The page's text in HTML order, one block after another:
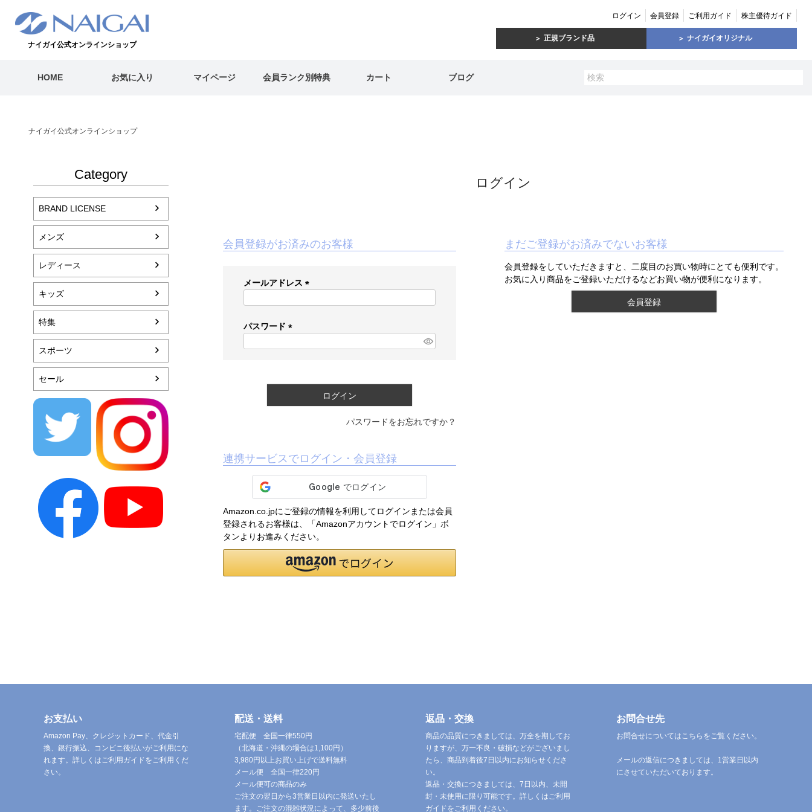
ナイガイ公式オンラインショップ
ログイン 会員登録 ご利用ガイド 株主優待ガイド
正規ブランド品 ナイガイオリジナル
HOME お気に入り マイページ 会員ランク別特典 カート ブログ
ナイガイ公式オンラインショップ
Category
BRAND LICENSE
メンズ
レディース
キッズ
特集
スポーツ
セール
ログイン
会員登録がお済みのお客様
メールアドレス
)
パスワード
ログイン
パスワードをお忘れですか？
連携サービスでログイン・会員登録
Amazon.co.jpにご登録の情報を利用してログインまたは会員
登録されるお客様は、「Amazonアカウントでログイン」ボ
タンよりお進みください。
まだご登録がお済みでないお客様
会員登録をしていただきますと、二度目のお買い物時にとても便利です。
お気に入り商品をご登録いただけるなどお買い物が便利になります。
会員登録
お支払い
Amazon Pay、クレジットカード、代金引
換、銀行振込、コンビニ後払いがご利用にな
れます。詳しくはご利用ガイドをご利用くだ
さい。
配送・送料
宅配便 全国一律550円
（北海道・沖縄の場合は1,100円）
3,980円以上お買い上げで送料無料
メール便 全国一律220円
メール便可の商品のみ
ご注文の翌日から3営業日以内に発送いたし
ます。ご注文の混雑状況によって、多少前後
返品・交換
商品の品質につきましては、万全を期してお
りますが、万一不良・破損などがございまし
たら、商品到着後7日以内にお知らせくださ
い。
返品・交換につきましては、7日以内、未開
封・未使用に限り可能です。詳しくはご利用
ガイドをご利用ください。
お問合せ先
お問合せについてはこちらをご覧ください。
メールの返信につきましては、1営業日以内
にさせていただいております。